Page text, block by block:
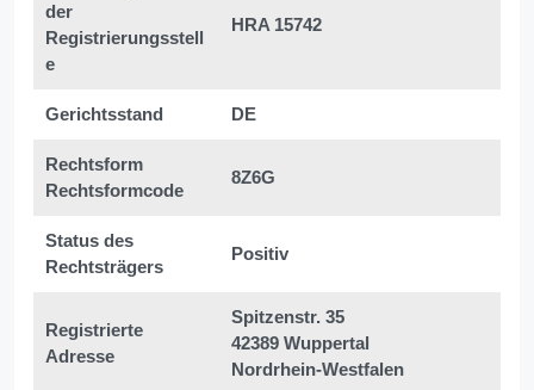
der
Registrierungsstell
e
HRA 15742
Gerichtsstand DE
Rechtsform
Rechtsformcode
8Z6G
Status des
Rechtsträgers
Positiv
Registrierte
Adresse
Spitzenstr. 35
42389 Wuppertal
Nordrhein-Westfalen